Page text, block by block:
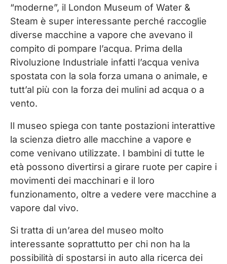
“moderne”, il London Museum of Water &
Steam è super interessante perché raccoglie
diverse macchine a vapore che avevano il
compito di pompare l’acqua. Prima della
Rivoluzione Industriale infatti l’acqua veniva
spostata con la sola forza umana o animale, e
tutt’al più con la forza dei mulini ad acqua o a
vento.
Il museo spiega con tante postazioni interattive
la scienza dietro alle macchine a vapore e
come venivano utilizzate. I bambini di tutte le
età possono divertirsi a girare ruote per capire i
movimenti dei macchinari e il loro
funzionamento, oltre a vedere vere macchine a
vapore dal vivo.
Si tratta di un’area del museo molto
interessante soprattutto per chi non ha la
possibilità di spostarsi in auto alla ricerca dei